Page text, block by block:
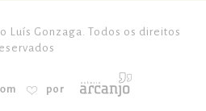
Luís Gonzaga. Todos os direitos